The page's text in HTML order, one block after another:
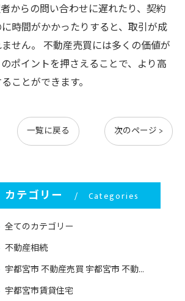
からの問い合わせに遅れたり、契約
時間がかかったりすると、取引が成
せん。 不動産売買には多くの価値が
ポイントを押さえることで、より高
ことができます。
一覧に戻る 次のページ >
カテゴリー Categories
全てのカテゴリー
不動産相続
宇都宮市 不動産売買 宇都宮市 不動産売却
宇都宮市賃貸住宅